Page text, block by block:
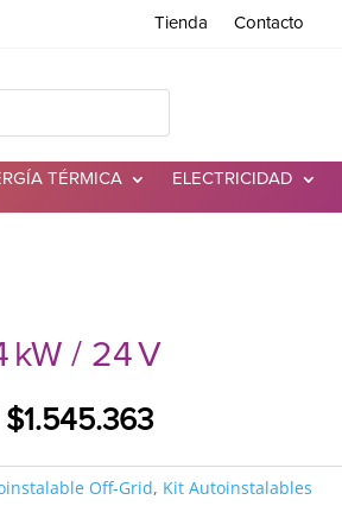
Tienda Contacto
TÉRMICA ELECTRICIDAD
kW / 24 V
El
original
era:
$1.545.363El
actual
es:
Off-Grid, Kit Autoinstalables